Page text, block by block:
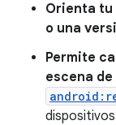
Orienta tu
o una
Permite
escena